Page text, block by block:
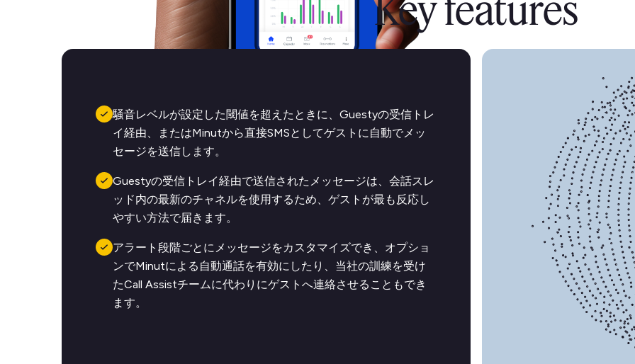
騒音レベルが設定した閾値を超えたときに、Guestyの受信トレ
イ経由、またはMinutから直接SMSとしてゲストに自動でメッ
セージを送信します。
Guestyの受信トレイ経由で送信されたメッセージは、会話スレ
ッド内の最新のチャネルを使用するため、ゲストが最も反応し
やすい方法で届きます。
アラート段階ごとにメッセージをカスタマイズでき、オプショ
ンでMinutによる自動通話を有効にしたり、当社の訓練を受け
たCall Assistチームに代わりにゲストへ連絡させることもでき
ます。